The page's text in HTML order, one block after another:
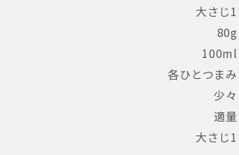
大さじ1
80g
100ml
各ひとつまみ
少々
適量
大さじ1